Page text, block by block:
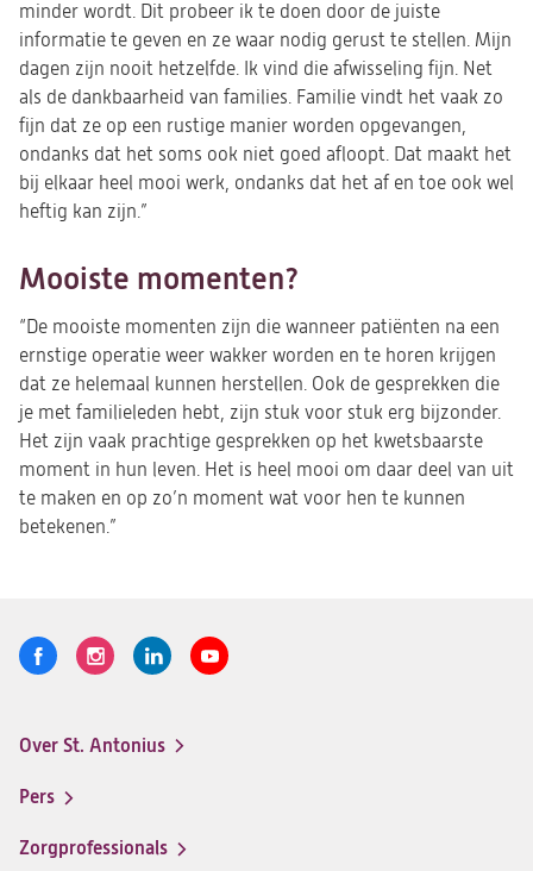
minder wordt. Dit probeer ik te doen door de juiste
informatie te geven en ze waar nodig gerust te stellen. Mijn
dagen zijn nooit hetzelfde. Ik vind die afwisseling fijn. Net
als de dankbaarheid van families. Familie vindt het vaak zo
fijn dat ze op een rustige manier worden opgevangen,
ondanks dat het soms ook niet goed afloopt. Dat maakt het
bij elkaar heel mooi werk, ondanks dat het af en toe ook wel
heftig kan zijn.”
Mooiste momenten?
“De mooiste momenten zijn die wanneer patiënten na een
ernstige operatie weer wakker worden en te horen krijgen
dat ze helemaal kunnen herstellen. Ook de gesprekken die
je met familieleden hebt, zijn stuk voor stuk erg bijzonder.
Het zijn vaak prachtige gesprekken op het kwetsbaarste
moment in hun leven. Het is heel mooi om daar deel van uit
te maken en op zo’n moment wat voor hen te kunnen
betekenen.”
Volg
Logo
een
ziekenhuis
op
Logo
een
op
Logo
een
op
Logo
menu
Over St. Antonius
Pers
Zorgprofessionals